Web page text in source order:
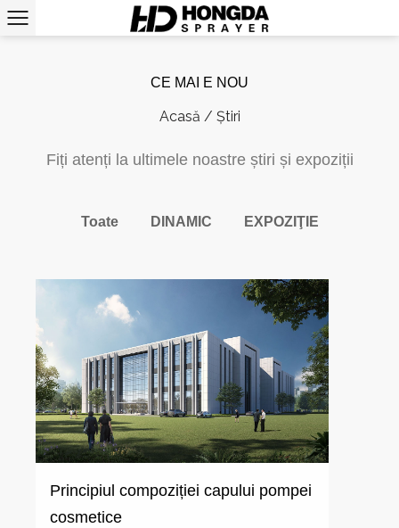
CE MAI E NOU
Acasă / Știri
Fiți atenți la ultimele noastre știri și expoziții
Toate DINAMIC EXPOZIŢIE
Principiul compoziției capului pompei
cosmetice